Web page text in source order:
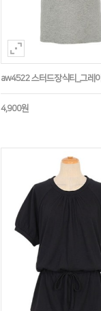
aw4522 스터드장식티_그레이
4,900원